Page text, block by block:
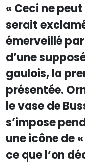
« Ceci ne
serait
émerveillé
d’une
gaulois, la
présentée.
le vase de
s’impose
une icône de
ce que l’on